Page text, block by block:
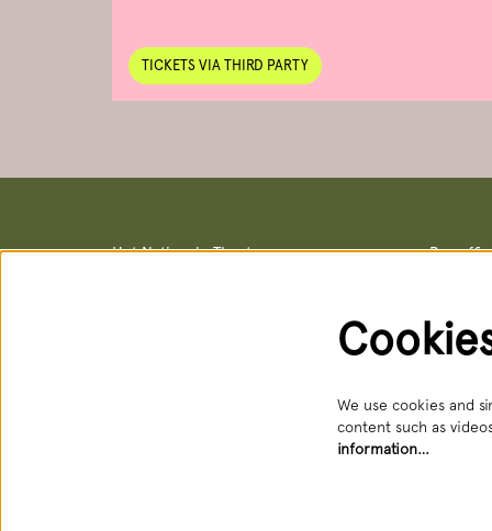
TICKETS VIA THIRD PARTY
Het Nationale Theater Box
088 356
We use cookies and
content such as
information…